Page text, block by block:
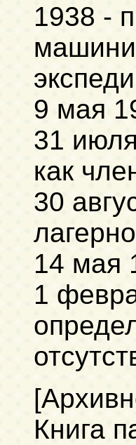
1938 -
9 мая
31
как
30
14 мая
1
Книга